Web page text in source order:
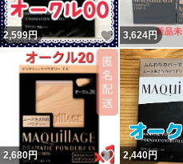
2,599円 いいね！
3,624円
2,680円 いいね！
2,440円